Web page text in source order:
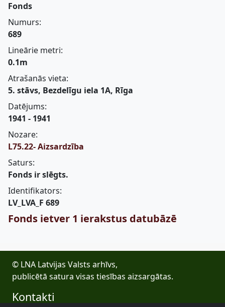
Fonds
Numurs:
689
Lineārie metri:
0.1m
Atrašanās vieta:
5. stāvs, Bezdelīgu iela 1A, Rīga
Datējums:
1941 - 1941
Nozare:
L75.22- Aizsardzība
Saturs:
Fonds ir slēgts.
Identifikators:
LV_LVA_F 689
Fonds ietver 1 ierakstus datubāzē
© LNA Latvijas Valsts arhīvs,
publicētā satura visas tiesības aizsargātas.
Kontakti